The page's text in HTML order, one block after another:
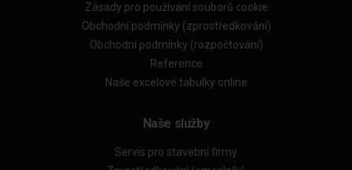
Zásady pro používání souborů cookie
Obchodní podmínky (zprostředkování)
Obchodní podmínky (rozpočtování)
Reference
Naše excelové tabulky online
Naše služby
Servis pro stavební firmy